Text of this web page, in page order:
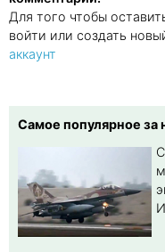
Для того чтобы
войти или создать
аккаунт
Самое популярное за